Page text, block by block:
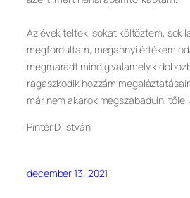
Az évek teltek, sokat költöztem, sok
megfordultam, megannyi értékem
megmaradt mindig valamelyik
ragaszkodik hozzám
már nem akarok megszabadulni tőle,
Pintér D. István
december 13, 2021